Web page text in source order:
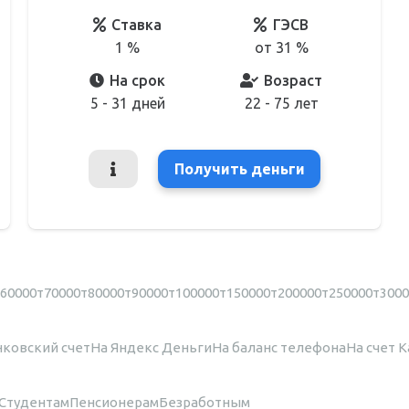
Ставка
1 %
ГЭСВ
от 31 %
На срок
5 - 31 дней
Возраст
22 - 75 лет
Получить деньги
60000т70000т80000т90000т100000т150000т200000т250000т
счетНа Яндекс ДеньгиНа баланс телефонаНа счет
ПенсионерамБезработным